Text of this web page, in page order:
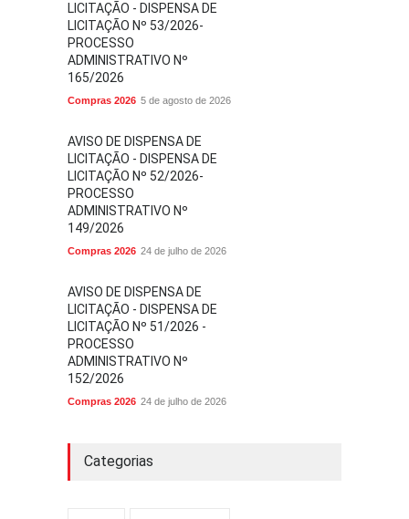
LICITAÇÃO - DISPENSA DE
LICITAÇÃO Nº 53/2026-
PROCESSO
ADMINISTRATIVO Nº
165/2026
Compras 2026 5 de agosto de 2026
AVISO DE DISPENSA DE
LICITAÇÃO - DISPENSA DE
LICITAÇÃO Nº 52/2026-
PROCESSO
ADMINISTRATIVO Nº
149/2026
Compras 2026 24 de julho de 2026
AVISO DE DISPENSA DE
LICITAÇÃO - DISPENSA DE
LICITAÇÃO Nº 51/2026 -
PROCESSO
ADMINISTRATIVO Nº
152/2026
Compras 2026 24 de julho de 2026
Categorias